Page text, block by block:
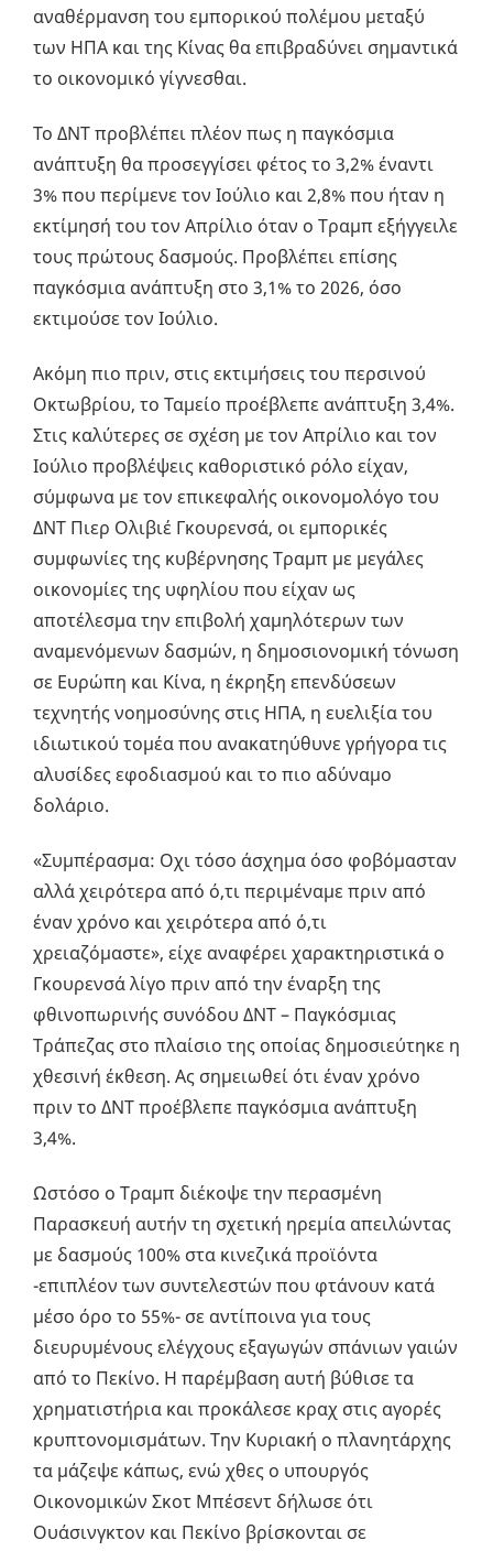
αναθέρμανση του εμπορικού πολέμου μεταξύ
των ΗΠΑ και της Κίνας θα επιβραδύνει σημαντικά
το οικονομικό γίγνεσθαι.
Το ΔΝΤ προβλέπει πλέον πως η παγκόσμια
ανάπτυξη θα προσεγγίσει φέτος το 3,2% έναντι
3% που περίμενε τον Ιούλιο και 2,8% που ήταν η
εκτίμησή του τον Απρίλιο όταν ο Τραμπ εξήγγειλε
τους πρώτους δασμούς. Προβλέπει επίσης
παγκόσμια ανάπτυξη στο 3,1% το 2026, όσο
εκτιμούσε τον Ιούλιο.
Ακόμη πιο πριν, στις εκτιμήσεις του περσινού
Οκτωβρίου, το Ταμείο προέβλεπε ανάπτυξη 3,4%.
Στις καλύτερες σε σχέση με τον Απρίλιο και τον
Ιούλιο προβλέψεις καθοριστικό ρόλο είχαν,
σύμφωνα με τον επικεφαλής οικονομολόγο του
ΔΝΤ Πιερ Ολιβιέ Γκουρενσά, οι εμπορικές
συμφωνίες της κυβέρνησης Τραμπ με μεγάλες
οικονομίες της υφηλίου που είχαν ως
αποτέλεσμα την επιβολή χαμηλότερων των
αναμενόμενων δασμών, η δημοσιονομική τόνωση
σε Ευρώπη και Κίνα, η έκρηξη επενδύσεων
τεχνητής νοημοσύνης στις ΗΠΑ, η ευελιξία του
ιδιωτικού τομέα που ανακατηύθυνε γρήγορα τις
αλυσίδες εφοδιασμού και το πιο αδύναμο
δολάριο.
«Συμπέρασμα: Οχι τόσο άσχημα όσο φοβόμασταν
αλλά χειρότερα από ό,τι περιμέναμε πριν από
έναν χρόνο και χειρότερα από ό,τι
χρειαζόμαστε», είχε αναφέρει χαρακτηριστικά ο
Γκουρενσά λίγο πριν από την έναρξη της
φθινοπωρινής συνόδου ΔΝΤ – Παγκόσμιας
Τράπεζας στο πλαίσιο της οποίας δημοσιεύτηκε η
χθεσινή έκθεση. Ας σημειωθεί ότι έναν χρόνο
πριν το ΔΝΤ προέβλεπε παγκόσμια ανάπτυξη
3,4%.
Ωστόσο ο Τραμπ διέκοψε την περασμένη
Παρασκευή αυτήν τη σχετική ηρεμία απειλώντας
με δασμούς 100% στα κινεζικά προϊόντα
-επιπλέον των συντελεστών που φτάνουν κατά
μέσο όρο το 55%- σε αντίποινα για τους
διευρυμένους ελέγχους εξαγωγών σπάνιων γαιών
από το Πεκίνο. Η παρέμβαση αυτή βύθισε τα
χρηματιστήρια και προκάλεσε κραχ στις αγορές
κρυπτονομισμάτων. Την Κυριακή ο πλανητάρχης
τα μάζεψε κάπως, ενώ χθες ο υπουργός
Οικονομικών Σκοτ Μπέσεντ δήλωσε ότι
Ουάσινγκτον και Πεκίνο βρίσκονται σε